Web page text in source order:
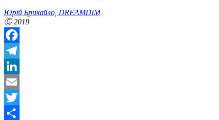
Юрій Брикайло, DREAMDIM
Ⓒ 2019
Facebook
Telegram
LinkedIn
Email
Twitter